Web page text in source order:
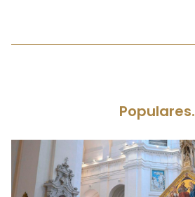
Populares.